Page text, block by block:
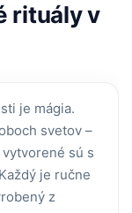
rituály v
je mágia.
svetov –
sú s
je ručne
z